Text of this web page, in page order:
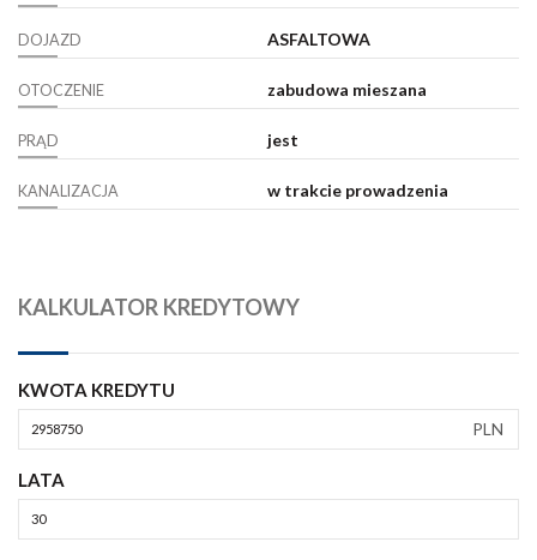
DOJAZD ASFALTOWA
OTOCZENIE zabudowa mieszana
PRĄD jest
KANALIZACJA w trakcie prowadzenia
KALKULATOR KREDYTOWY
KWOTA KREDYTU
PLN
LATA